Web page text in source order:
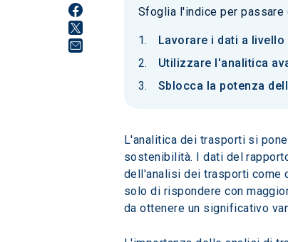
Sfoglia l'indice per passare
Lavorare i dati a
Utilizzare l'analitica
Sblocca la potenza
L'analitica dei trasporti si
sostenibilità. I dati del
dell'analisi dei trasporti come
solo di rispondere con
da ottenere un significativo